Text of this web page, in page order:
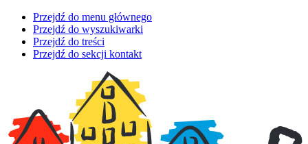
Przejdź do menu głównego
Przejdź do wyszukiwarki
Przejdź do treści
Przejdź do sekcji kontakt